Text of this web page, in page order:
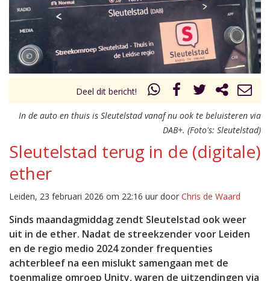
Deel dit bericht!
In de auto en thuis is Sleutelstad vanaf nu ook te beluisteren via
DAB+. (Foto's: Sleutelstad)
Sleutelstad terug in de (digitale)
ether
Leiden, 23 februari 2026 om 22:16 uur door Chris de Waard
Sinds maandagmiddag zendt Sleutelstad ook weer
uit in de ether. Nadat de streekzender voor Leiden
en de regio medio 2024 zonder frequenties
achterbleef na een mislukt samengaan met de
toenmalige omroep Unity, waren de uitzendingen via